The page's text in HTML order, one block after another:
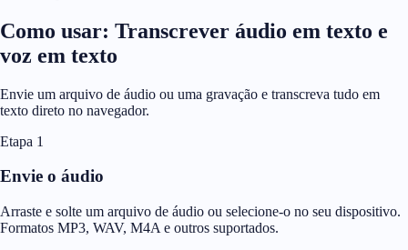
Como usar: Transcrever áudio em texto e
voz em texto
Envie um arquivo de áudio ou uma gravação e transcreva tudo em
texto direto no navegador.
Etapa 1
Envie o áudio
Arraste e solte um arquivo de áudio ou selecione-o no seu dispositivo.
Formatos MP3, WAV, M4A e outros suportados.